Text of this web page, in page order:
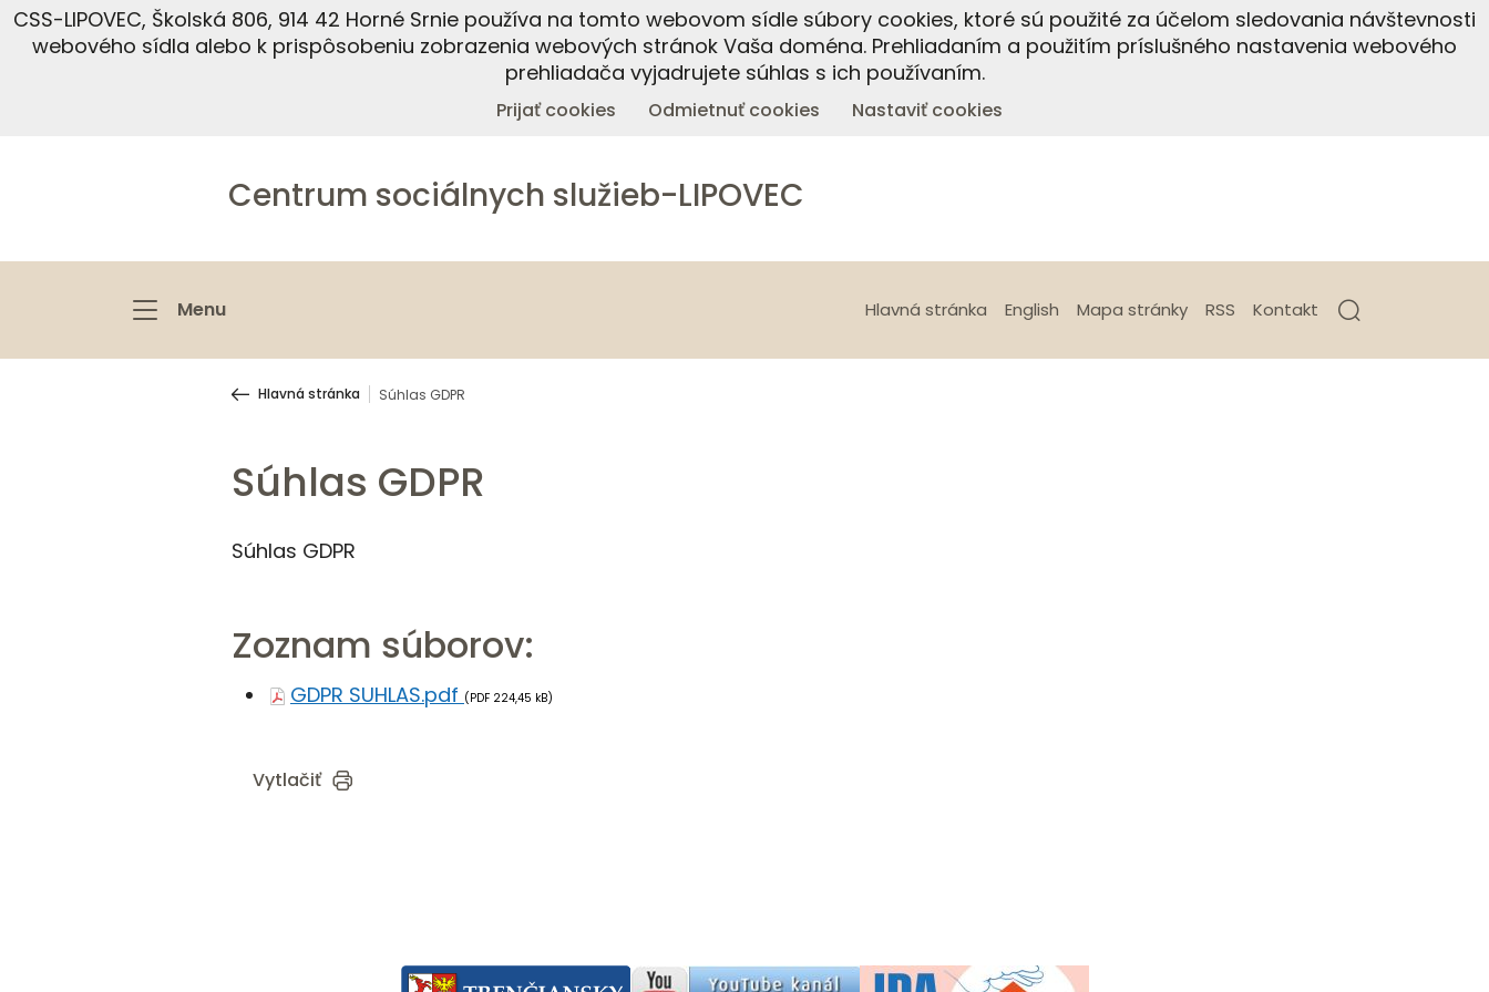
CSS-LIPOVEC, Školská 806, 914 42 Horné Srnie používa na tomto webovom sídle súbory cookies, ktoré sú použité za účelom sledovania návštevnosti
webového sídla alebo k prispôsobeniu zobrazenia webových stránok Vaša doména. Prehliadaním a použitím príslušného nastavenia webového
prehliadača vyjadrujete súhlas s ich používaním.
Prijať cookies Odmietnuť cookies Nastaviť cookies
Centrum sociálnych služieb-LIPOVEC
Menu Hlavná stránka English Mapa stránky RSS Kontakt
Hlavná stránka Súhlas GDPR
Súhlas GDPR
Súhlas GDPR
Zoznam súborov:
GDPR SUHLAS.pdf (PDF 224,45 kB)
Vytlačiť